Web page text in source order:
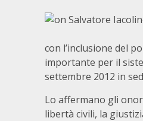
con l’inclusione del
importante per il
settembre 2012 in
Lo affermano gli
libertà civili, la